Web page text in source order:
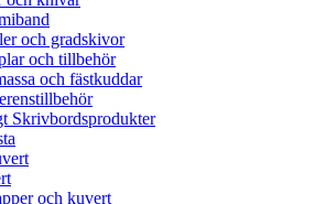
och gradskivor
och tillbehör
och fästkuddar
Skrivbordsprodukter
och kuvert